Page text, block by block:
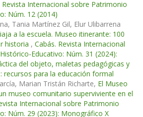
Revista Internacional sobre Patrimonio
Núm. 12 (2014)
Tania Martínez Gil, Elur Ulibarrena
a la escuela. Museo itinerante: 100
historia , Cabás. Revista Internacional
Educativo: Núm. 31 (2024):
del objeto, maletas pedagógicas y
recursos para la educación formal
Marian Tristán Richarte, El Museo
museo comunitario superviviente en el
Internacional sobre Patrimonio
Núm. 29 (2023): Monográfico X